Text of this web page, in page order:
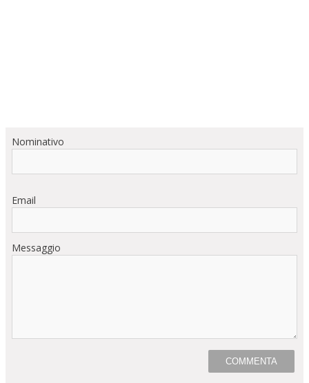
Nominativo
Email
Messaggio